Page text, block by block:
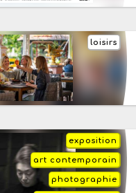
loisirs
exposition
art contemporain
photographie